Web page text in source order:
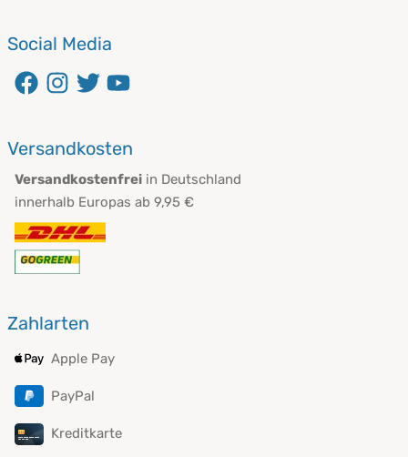
Social Media
Versandkosten
Versandkostenfrei in Deutschland
innerhalb Europas ab 9,95 €
Zahlarten
Apple Pay
PayPal
Kreditkarte